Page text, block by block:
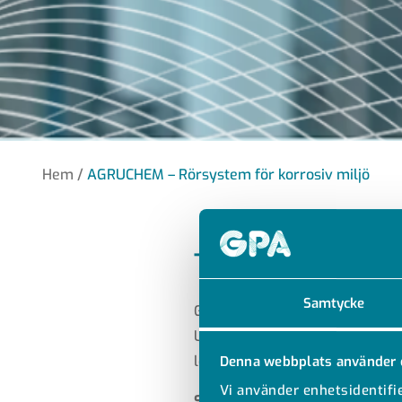
Samtycke
Denna webbplats använder
Vi använder
Hem / AGRUCHEM – Rörsystem för korrosiv miljö
TILLFÖRLITLIG
GPAs rörsystem för korrosiv
Utmärkt
lösningen för rörledningar i